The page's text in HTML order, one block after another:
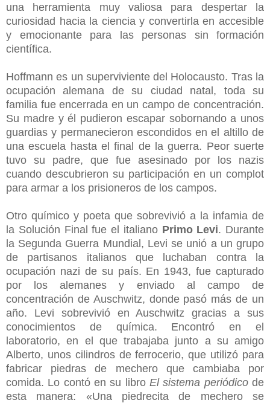
una herramienta muy valiosa para despertar la
curiosidad hacia la ciencia y convertirla en accesible
y emocionante para las personas sin formación
científica.
Hoffmann es un superviviente del Holocausto. Tras la
ocupación alemana de su ciudad natal, toda su
familia fue encerrada en un campo de concentración.
Su madre y él pudieron escapar sobornando a unos
guardias y permanecieron escondidos en el altillo de
una escuela hasta el final de la guerra. Peor suerte
tuvo su padre, que fue asesinado por los nazis
cuando descubrieron su participación en un complot
para armar a los prisioneros de los campos.
Otro químico y poeta que sobrevivió a la infamia de
la Solución Final fue el italiano Primo Levi. Durante
la Segunda Guerra Mundial, Levi se unió a un grupo
de partisanos italianos que luchaban contra la
ocupación nazi de su país. En 1943, fue capturado
por los alemanes y enviado al campo de
concentración de Auschwitz, donde pasó más de un
año. Levi sobrevivió en Auschwitz gracias a sus
conocimientos de química. Encontró en el
laboratorio, en el que trabajaba junto a su amigo
Alberto, unos cilindros de ferrocerio, que utilizó para
fabricar piedras de mechero que cambiaba por
comida. Lo contó en su libro El sistema periódicode
esta manera: «Una piedrecita de mechero se